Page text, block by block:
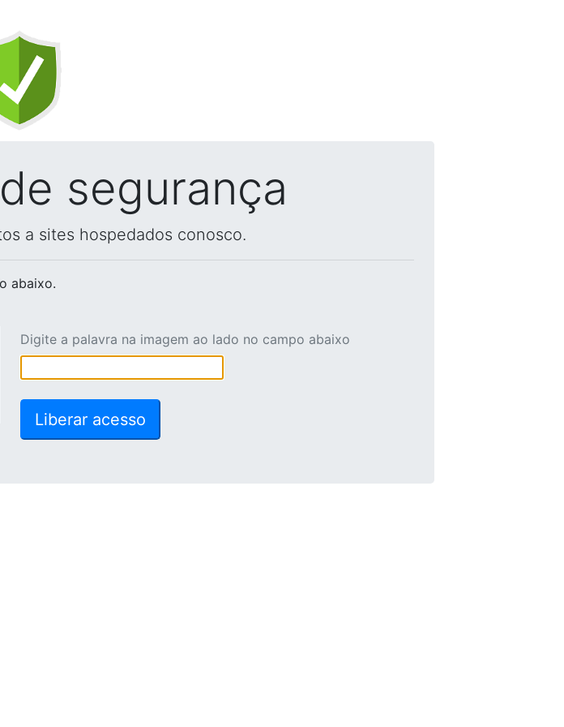
segurança
a sites hospedados conosco.
abaixo.
Digite a palavra na imagem ao lado no campo abaixo